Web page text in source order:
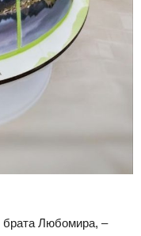
брата Любомира, –